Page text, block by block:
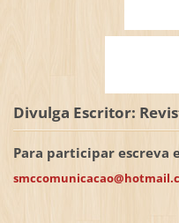
Divulga Escritor:
Para participar escreva